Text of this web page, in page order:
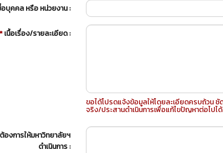
บุคคล หรือ หน่วยงาน :
*เนื้อเรื่อง/รายละเอียด :
ขอได้โปรดแจ้งข้อมูลให้โดยละเอียดครบถ้วน
จริง/ประสานดำเนินการเพื่อแก้ไขปัญหาต่อไปไ
งการให้มหาวิทยาลัยฯ
ดำเนินการ :